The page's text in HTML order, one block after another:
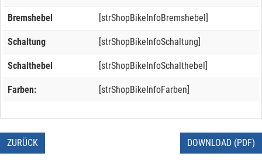
Bremshebel [strShopBikeInfoBremshebel]
Schaltung [strShopBikeInfoSchaltung]
Schalthebel [strShopBikeInfoSchalthebel]
Farben: [strShopBikeInfoFarben]
ZURÜCK DOWNLOAD (PDF)